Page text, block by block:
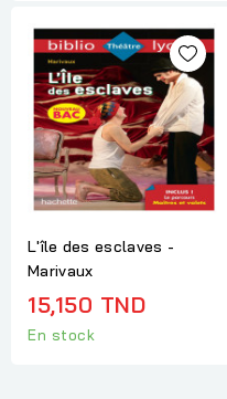
L'île des esclaves -
Marivaux
15,150 TND
En stock